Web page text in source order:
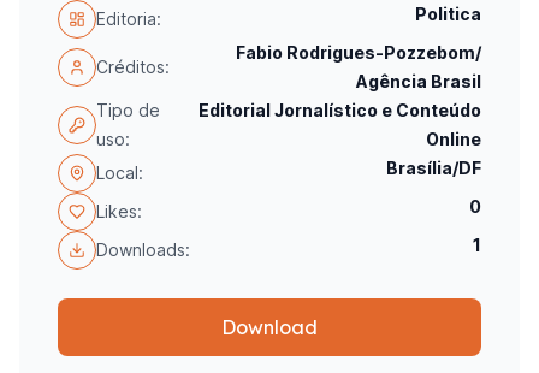
Editoria: Politica
Créditos:
Fabio Rodrigues-Pozzebom/
Agência Brasil
Tipo de
uso:
Editorial Jornalístico e Conteúdo
Online
Local:
Brasília/DF
Likes: 0
Downloads: 1
Download